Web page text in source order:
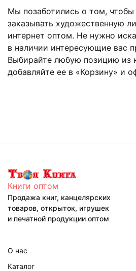
Мы позаботились о том,
заказывать художественную
интернет оптом. Не нужно
в наличии интересующие вас
Выбирайте любую позицию из
добавляйте ее в «Корзину» и
Книги оптом
Продажа книг, канцелярских
товаров, открыток, игрушек
и печатной продукции оптом
О нас
Каталог